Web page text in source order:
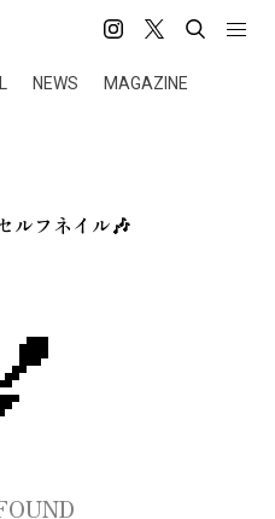
NEWS MAGAZINE
ルフネイル🎶